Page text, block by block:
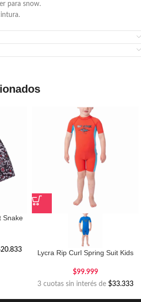
para snow.
Snake
Lycra Rip Curl Spring Suit Kids
$99.999
3 cuotas sin interés de $33.333